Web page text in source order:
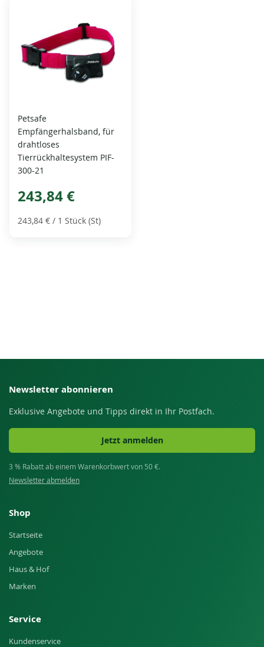
Petsafe
Empfängerhalsband, für
drahtloses
Tierrückhaltesystem PIF-
300-21
243,84 €
243,84 € / 1 Stück (St)
Newsletter abonnieren
Exklusive Angebote und Tipps direkt in Ihr Postfach.
Jetzt anmelden
3 % Rabatt ab einem Warenkorbwert von 50 €.
Newsletter abmelden
Shop
Startseite
Angebote
Haus & Hof
Marken
Service
Kundenservice